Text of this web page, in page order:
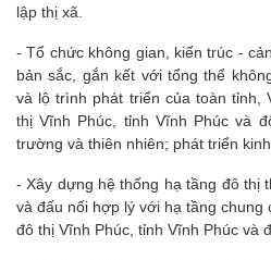
lập thị xã.
- Tổ chức không gian, kiến trúc -
bản sắc, gắn kết với tổng thể
và lộ trình phát triển của toàn tỉnh,
thị Vĩnh Phúc, tỉnh Vĩnh Phúc và
trường và thiên nhiên; phát triển
- Xây dựng hệ thống hạ tầng đô thị
và đấu nối hợp lý với hạ tầng chung
đô thị Vĩnh Phúc, tỉnh Vĩnh Phúc và